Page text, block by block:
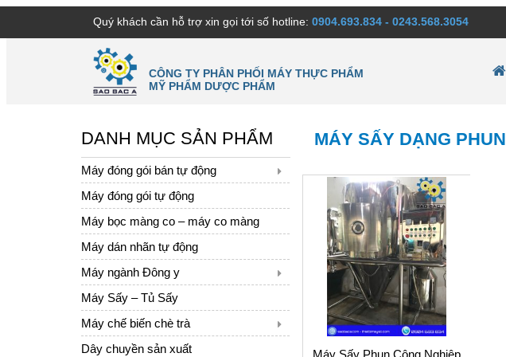
Quý khách cần hỗ trợ xin gọi tới số hotline: 0904.693.834 - 0243.568.3054
CÔNG TY PHÂN PHỐI MÁY THỰC PHẨM
MỸ PHẨM DƯỢC PHẨM
MÁY SẤY DẠNG PHUN
Máy Sấy Phun Công Nghiệp
DANH MỤC SẢN PHẨM
Máy đóng gói bán tự động
Máy đóng gói tự động
Máy bọc màng co – máy co màng
Máy dán nhãn tự động
Máy ngành Đông y
Máy Sấy – Tủ Sấy
Máy chế biến chè trà
Dây chuyền sản xuất